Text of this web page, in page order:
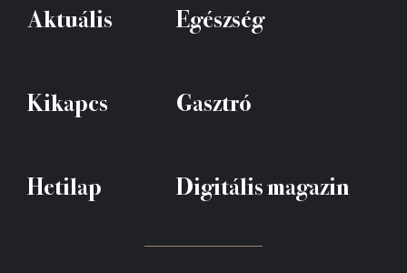
Aktuális Egészség
Kikapcs Gasztró
Hetilap Digitális magazin